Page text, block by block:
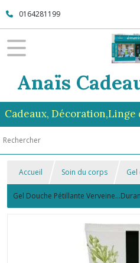
0164281199
Anaïs
Cadeaux, Décoration,Linge
Accueil Soin du corps
Gel Douche Pétillante